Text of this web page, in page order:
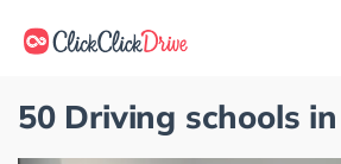
50 Driving schools